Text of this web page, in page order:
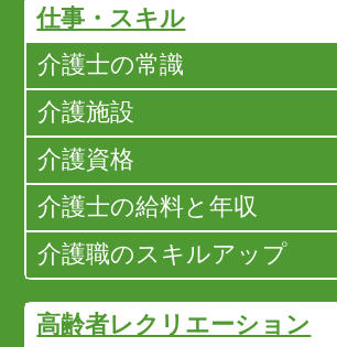
仕事・スキル
介護士の常識
介護施設
介護資格
介護士の給料と年収
介護職のスキルアップ
高齢者レクリエーション